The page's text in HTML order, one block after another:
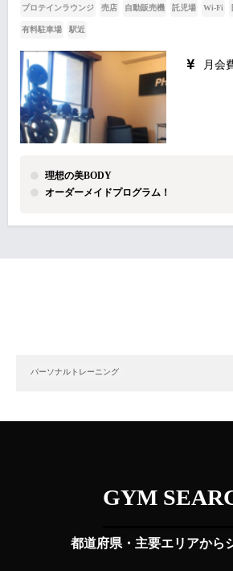
プロテインラウンジ 売店 自動販売機 託児場 Wi-Fi
有料駐車場 駅近
月会
理想の美BODY
オーダーメイドプログラム！
パーソナルトレーニング
GYM
都道府県・主要エリアから